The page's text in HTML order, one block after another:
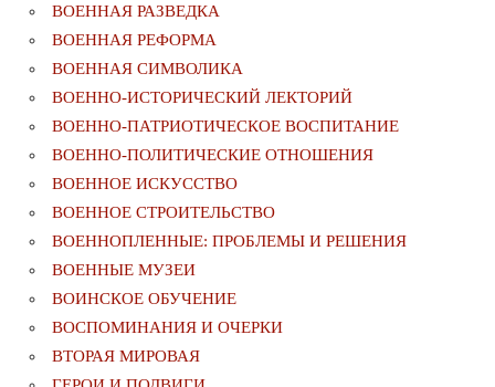
ВОЕННАЯ РАЗВЕДКА
ВОЕННАЯ РЕФОРМА
ВОЕННАЯ СИМВОЛИКА
ВОЕННО-ИСТОРИЧЕСКИЙ ЛЕКТОРИЙ
ВОЕННО-ПАТРИОТИЧЕСКОЕ ВОСПИТАНИЕ
ВОЕННО-ПОЛИТИЧЕСКИE ОТНОШЕНИЯ
ВОЕННОЕ ИСКУССТВО
ВОЕННОЕ СТРОИТЕЛЬСТВО
ВОЕННОПЛЕННЫЕ: ПРОБЛЕМЫ И РЕШЕНИЯ
ВОЕННЫЕ МУЗЕИ
ВОИНСКОЕ ОБУЧЕНИЕ
ВОСПОМИНАНИЯ И ОЧЕРКИ
ВТОРАЯ МИРОВАЯ